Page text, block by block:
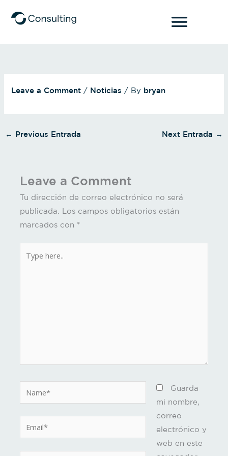
Leave a Comment / Noticias / By bryan
← Previous Entrada Next Entrada →
Leave a Comment
Tu dirección de correo electrónico no será
publicada.
Los campos obligatorios están
marcados con *
here..
Guarda
mi nombre,
correo
electrónico y
web en este